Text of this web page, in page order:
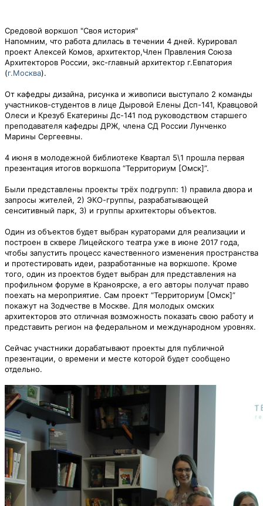
Средовой воркшоп "Своя история"
Напомним, что работа длилась в течении 4 дней. Курировал
проект Алексей Комов, архитектор,Член Правления Союза
Архитекторов России, экс-главный архитектор г.Евпатория
(г.Москва).
От кафедры дизайна, рисунка и живописи выступало 2 команды
участников-студентов в лице Дыровой Елены Дсп-141, Кравцовой
Олеси и Крезуб Екатерины Дс-141 под руководством старшего
преподавателя кафедры ДРЖ, члена СД России Лунченко
Марины Сергеевны.
4 июня в молодежной библиотеке Квартал 5\1 прошла первая
презентация итогов воркшопа “Территориум [Омск]”.
Были представлены проекты трёх подгрупп: 1) правила двора и
запросы жителей, 2) ЭКО-группы, разрабатывающей
сенситивный парк, 3) и группы архитекторы объектов.
Один из объектов будет выбран кураторами для реализации и
построен в сквере Лицейского театра уже в июне 2017 года,
чтобы запустить процесс качественного изменения пространства
и протестировать идеи, разработанные на воркшопе. Кроме
того, один из проектов будет выбран для представления на
профильном форуме в Краноярске, а его авторы получат право
поехать на мероприятие. Сам проект “Территориум [Омск]”
покажут на Зодчестве в Москве. Для молодых омских
архитекторов это отличная возможность показать свою работу и
представить регион на федеральном и международном уровнях.
Сейчас участники дорабатывают проекты для публичной
презентации, о времени и месте которой будет сообщено
отдельно.